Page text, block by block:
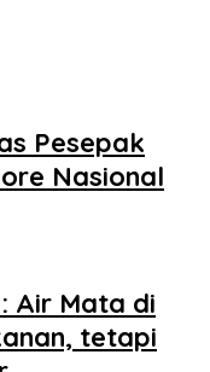
Pesepak
Nasional
Air Mata di
tetapi